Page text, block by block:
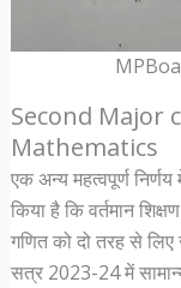
Second Major
Mathematics
एक अन्य महत्वपूर्ण
किया है कि वर्तमान
गणित को दो तरह से लिए
सत्र 2023-24 में